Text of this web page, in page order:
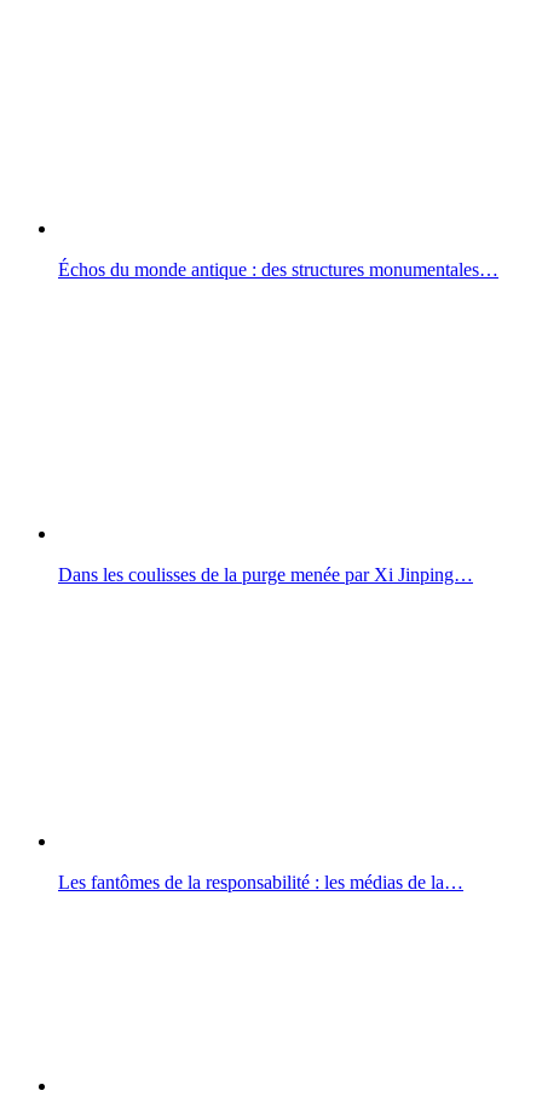
Échos du monde antique : des structures monumentales…
Dans les coulisses de la purge menée par Xi Jinping…
Les fantômes de la responsabilité : les médias de la…